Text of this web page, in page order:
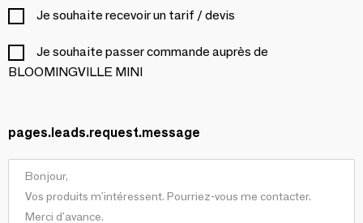
Je souhaite recevoir un tarif / devis
Je souhaite passer commande auprès de
BLOOMINGVILLE MINI
pages.leads.request.message